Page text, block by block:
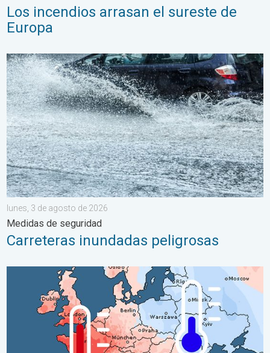
Los incendios arrasan el sureste de
Europa
Carreteras inundadas peligrosas. Medidas de seguridad. . .
lunes, 3 de agosto de 2026
Medidas de seguridad
Carreteras inundadas peligrosas
Las dos caras de Europa. Contrastes meteorológicos. . .